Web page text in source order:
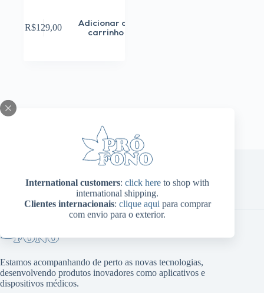
International customers: click here to shop with
international shipping.
Clientes internacionais: clique aqui para comprar
com envio para o exterior.
R$129,00
Adicionar ao
carrinho
Sobre Nós Produtos
Minha conta
Estamos acompanhando de perto as novas tecnologias,
desenvolvendo produtos inovadores como aplicativos e
dispositivos médicos.